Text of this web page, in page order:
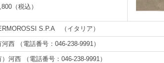
（税込）
S.P.A （イタリア）
河西 （電話番号：046-238-9991）
）河西 （電話番号：046-238-9991）